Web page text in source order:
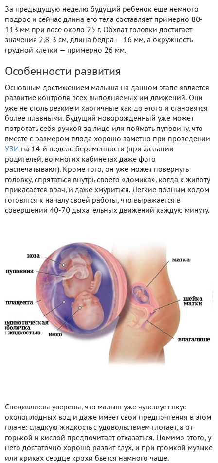
За предыдущую неделю будущий ребенок еще немного
подрос и сейчас длина его тела составляет примерно 80-
113 мм при весе около 25 г. Обхват головки достигает
значения 2,8-3 см, длина бедра — 16 мм, а окружность
грудной клетки — примерно 26 мм.
Особенности развития
Основным достижением малыша на данном этапе является
развитие контроля всех выполняемых им движений. Они
уже не столь резкие и хаотичные как до этого и становятся
более плавными. Будущий новорожденный уже может
потрогать себя ручкой за лицо или поймать пуповину, что
вместе с размером плода хорошо заметно при проведении
УЗИ на 14-й неделе беременности (при желании
родителей, во многих кабинетах даже фото
распечатывают). Кроме того, он уже может повернуть
головку, спрятаться внутрь своего «домика», когда к животу
прикасается врач, и даже хмуриться. Легкие полным ходом
готовятся к началу своей работы, что выражается в
совершении 40-70 дыхательных движений каждую минуту.
Специалисты уверены, что малыш уже чувствует вкус
околоплодных вод и даже имеет свои предпочтения в этом
плане: сладкую жидкость с удовольствием глотает, а от
горькой и кислой предпочитает отказаться. Помимо этого, у
него достаточно хорошо развит слух, и при громкой музыке
или криках сердце крохи бьется намного чаще.